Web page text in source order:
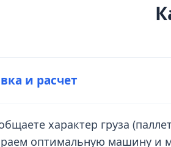
и расчет
характер груза
оптимальную машину и